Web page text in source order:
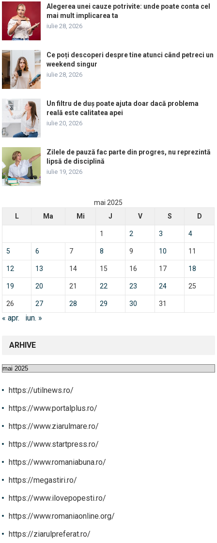
Alegerea unei cauze potrivite: unde poate conta cel
mai mult implicarea ta
iulie 28, 2026
Ce poți descoperi despre tine atunci când petreci un
weekend singur
iulie 28, 2026
Un filtru de duș poate ajuta doar dacă problema
reală este calitatea apei
iulie 20, 2026
Zilele de pauză fac parte din progres, nu reprezintă
lipsă de disciplină
iulie 19, 2026
mai 2025
L
Ma Mi J V S D
1 2 3 4
5 6 7 8 9 10 11
12 13 14 15 16 17 18
19 20 21 22 23 24 25
26 27 28 29 30 31
« apr. iun. »
ARHIVE
Arhive
https://utilnews.ro/
https://www.portalplus.ro/
https://www.ziarulmare.ro/
https://www.startpress.ro/
https://www.romaniabuna.ro/
https://megastiri.ro/
https://www.ilovepopesti.ro/
https://www.romaniaonline.org/
https://ziarulpreferat.ro/